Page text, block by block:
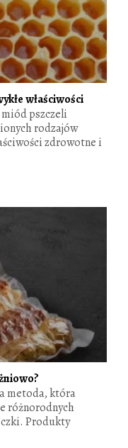
właściwości
pszczeli
rodzajów
zdrowotne i
metoda, która
różnorodnych
Produkty